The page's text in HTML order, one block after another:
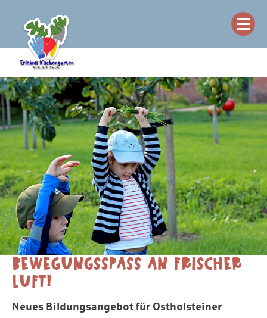
BEWEGUNGSSPASS AN FRISCHER L
UFT!
Neues Bildungsangebot für Ostholsteiner